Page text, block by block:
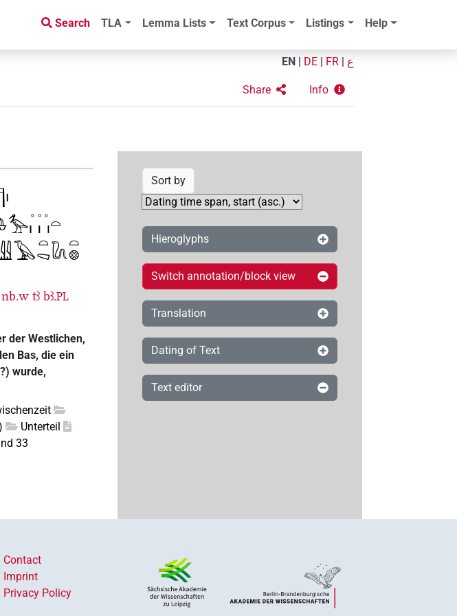
Search TLA Lemma Lists Text Corpus Listings Help
EN DE FR ع
Share Info
nb.w tꜣ bꜣ.PL
der Westlichen,
Bas, die ein
wurde,
Unterteil
33
Sort by
Hieroglyphs
Switch annotation/block view
Translation
Dating of Text
Text editor
Contact
Imprint
Privacy Policy